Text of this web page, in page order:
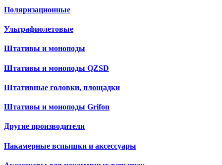
Поляризационные
Ультрафиолетовые
Штативы и моноподы
Штативы и моноподы QZSD
Штативные головки, площадки
Штативы и моноподы Grifon
Другие производители
Накамерные вспышки и аксессуары